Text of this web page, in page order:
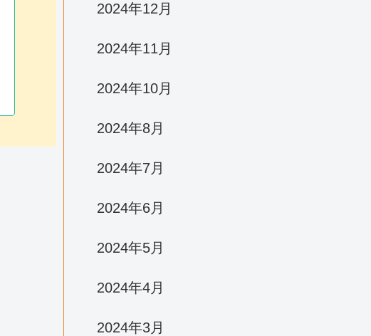
2024年12月
2024年11月
2024年10月
2024年8月
2024年7月
2024年6月
2024年5月
2024年4月
2024年3月